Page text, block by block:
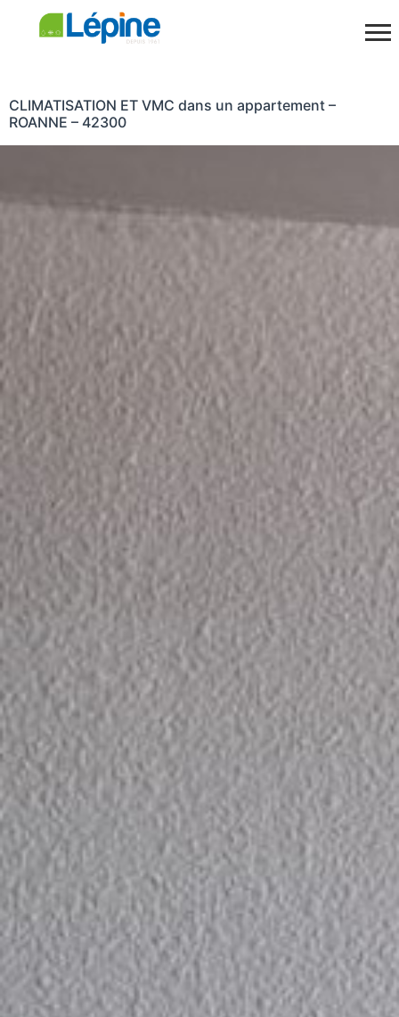
CLIMATISATION ET VMC dans un appartement –
ROANNE – 42300